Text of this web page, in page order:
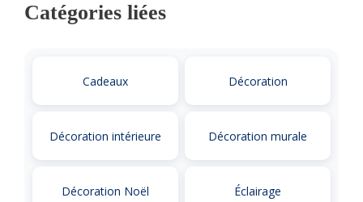
Catégories liées
Cadeaux Décoration
Décoration intérieure Décoration murale
Décoration Noël Éclairage